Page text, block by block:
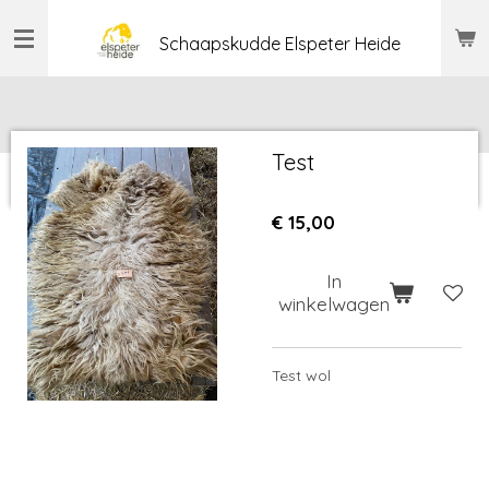
direct
Schaapskudde Elspeter Heide
Test
€ 15,00
In
winkelwagen
Test wol